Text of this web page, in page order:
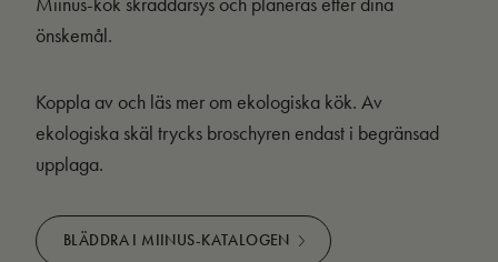
önskemål.
Koppla av och läs mer om ekologiska kök. Av
ekologiska skäl trycks broschyren endast i begränsad
upplaga.
BLÄDDRA I MIINUS-KATALOGEN